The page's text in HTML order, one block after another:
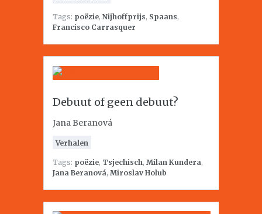
Tags: poëzie, Nijhoffprijs, Spaans,
Francisco Carrasquer
Debuut of geen debuut?
Jana Beranová
Verhalen
Tags: poëzie, Tsjechisch, Milan Kundera,
Jana Beranová, Miroslav Holub